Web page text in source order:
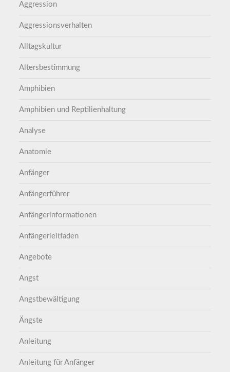
Aggression
Aggressionsverhalten
Alltagskultur
Altersbestimmung
Amphibien
Amphibien und Reptilienhaltung
Analyse
Anatomie
Anfänger
Anfängerführer
Anfängerinformationen
Anfängerleitfaden
Angebote
Angst
Angstbewältigung
Ängste
Anleitung
Anleitung für Anfänger